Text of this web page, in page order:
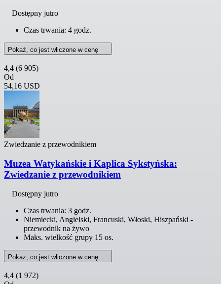
Dostępny jutro
Czas trwania: 4 godz.
Pokaż, co jest wliczone w cenę
4,4 (6 905)
Od
54,16 USD
Zwiedzanie z przewodnikiem
Muzea Watykańskie i Kaplica Sykstyńska:
Zwiedzanie z przewodnikiem
Dostępny jutro
Czas trwania: 3 godz.
Niemiecki, Angielski, Francuski, Włoski, Hiszpański -
przewodnik na żywo
Maks. wielkość grupy 15 os.
Pokaż, co jest wliczone w cenę
4,4 (1 972)